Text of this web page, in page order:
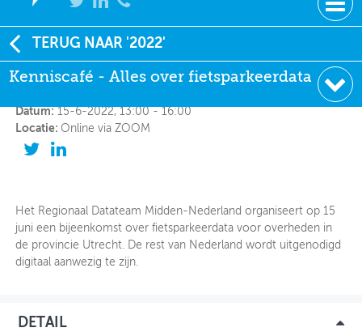
NIEUWS
BIJEENKOMSTEN
KENNISBANK
ADRESSENBOEK
THEMASITES
MIJN PROFIEL
TERUG NAAR '2022'
Kenniscafé - Alles over fietsparkeerdata
Kenniscafé - Alles over fietsparkeerdata
Datum: 15-6-2022, 13:00 - 16:00
Locatie: Online via ZOOM
Het Regionaal Datateam Midden-Nederland organiseert op 15
juni een bijeenkomst over fietsparkeerdata voor overheden in
de provincie Utrecht. De rest van Nederland wordt uitgenodigd
digitaal aanwezig te zijn.
DETAIL